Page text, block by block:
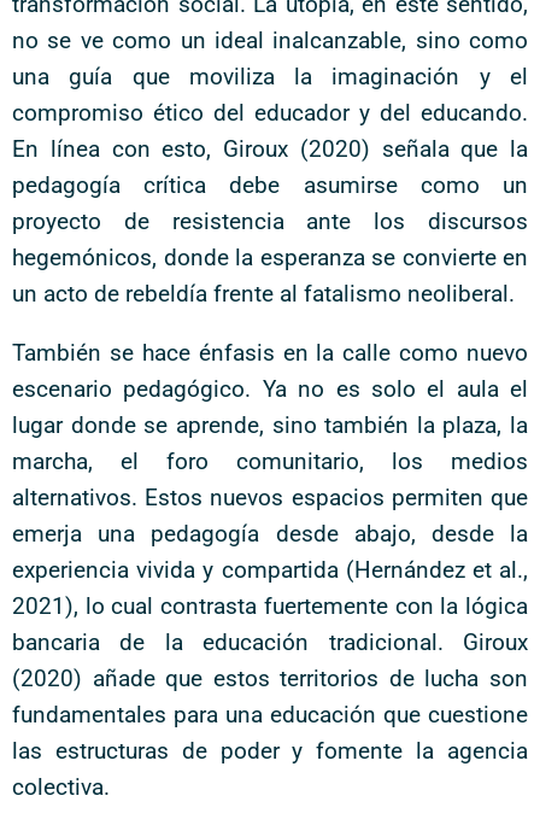
no se ve como un ideal inalcanzable, sino como
una guía que moviliza la imaginación y el
compromiso ético del educador y del educando.
En línea con esto, Giroux (2020) señala que la
pedagogía crítica debe asumirse como un
proyecto de resistencia ante los discursos
hegemónicos, donde la esperanza se convierte en
un acto de rebeldía frente al fatalismo neoliberal.
También se hace énfasis en la calle como nuevo
escenario pedagógico. Ya no es solo el aula el
lugar donde se aprende, sino también la plaza, la
marcha, el foro comunitario, los medios
alternativos. Estos nuevos espacios permiten que
emerja una pedagogía desde abajo, desde la
experiencia vivida y compartida (Hernández et al.,
2021), lo cual contrasta fuertemente con la lógica
bancaria de la educación tradicional. Giroux
(2020) añade que estos territorios de lucha son
fundamentales para una educación que cuestione
las estructuras de poder y fomente la agencia
colectiva.